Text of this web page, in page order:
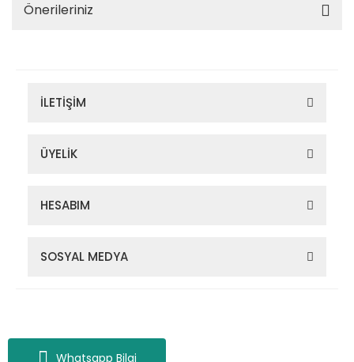
Whatsapp Bilgi
Önerileriniz
İLETİŞİM
ÜYELİK
HESABIM
SOSYAL MEDYA